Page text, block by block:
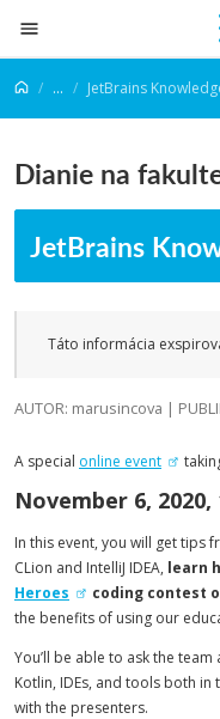
Prejsť na obsah
... JetBrains
Dianie na
JetBrains
Táto informácia
AUTOR: marusincova |
A special online event
November 6, 2020,
In this event, you will get tips
CLion and IntelliJ IDEA, learn
Heroes
coding contest
the benefits of using our
You’ll be able to ask the
Kotlin, IDEs, and tools both
with the presenters.